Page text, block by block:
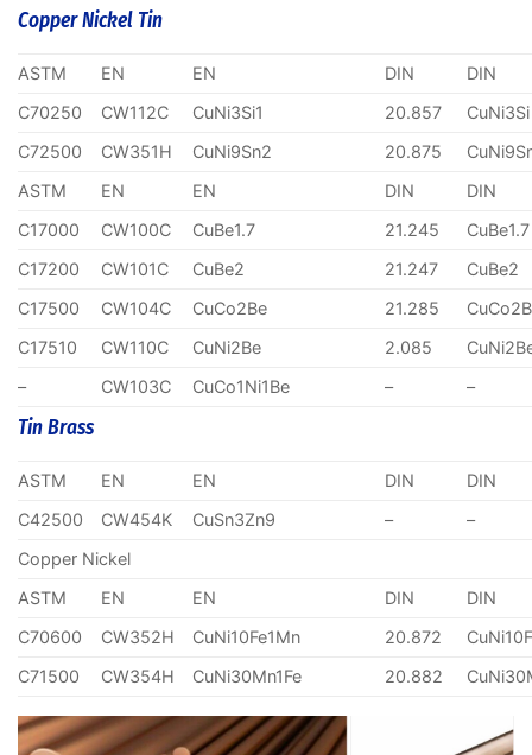
Copper Nickel Tin
ASTM EN EN DIN
DIN
C70250
CW112C CuNi3Si1 20.857
CuNi3Si
C72500
CW351H CuNi9Sn2 20.875
ASTM
EN EN DIN
DIN
C17000
CW100C CuBe1.7 21.245
CuBe1.7
C17200
CW101C CuBe2 21.247
CuBe2
C17500
CW104C CuCo2Be 21.285
C17510
CW110C CuNi2Be 2.085
–
CW103C CuCo1Ni1Be – –
Tin Brass
ASTM EN EN DIN
DIN
C42500
CW454K CuSn3Zn9 –
–
Copper Nickel
ASTM
EN EN DIN
DIN
C70600
CW352H CuNi10Fe1Mn 20.872
C71500
CW354H CuNi30Mn1Fe 20.882